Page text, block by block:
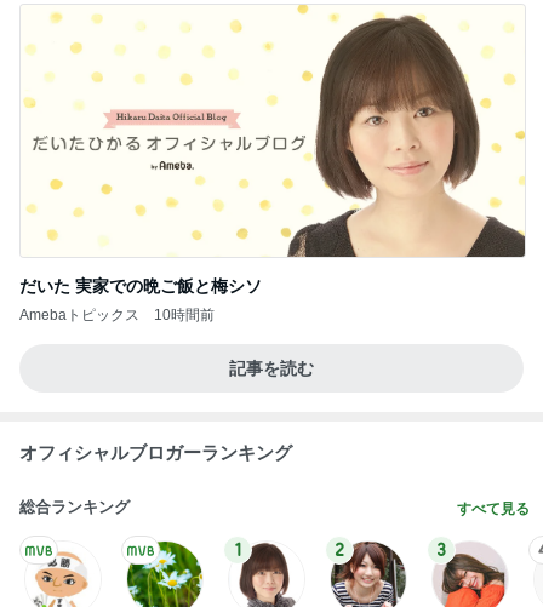
だいた 実家での晩ご飯と梅シソ
Amebaトピックス 10時間前
記事を読む
オフィシャルブロガーランキング
総合ランキング すべて見る
1 2 3